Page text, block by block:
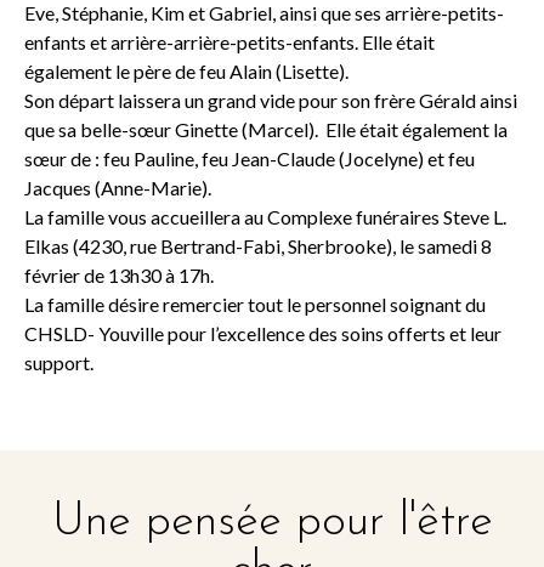
Eve, Stéphanie, Kim et Gabriel, ainsi que ses arrière-petits-
enfants et arrière-arrière-petits-enfants. Elle était
également le père de feu Alain (Lisette).
Son départ laissera un grand vide pour son frère Gérald ainsi
que sa belle-sœur Ginette (Marcel). Elle était également la
sœur de : feu Pauline, feu Jean-Claude (Jocelyne) et feu
Jacques (Anne-Marie).
La famille vous accueillera au Complexe funéraires Steve L.
Elkas (4230, rue Bertrand-Fabi, Sherbrooke), le samedi 8
février de 13h30 à 17h.
La famille désire remercier tout le personnel soignant du
CHSLD- Youville pour l’excellence des soins offerts et leur
support.
Une pensée pour l'être